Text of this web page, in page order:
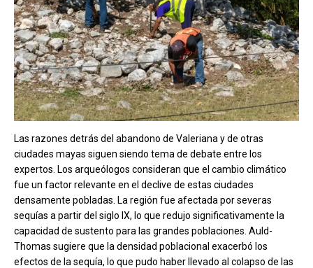
Las razones detrás del abandono de Valeriana y de otras
ciudades mayas siguen siendo tema de debate entre los
expertos. Los arqueólogos consideran que el cambio climático
fue un factor relevante en el declive de estas ciudades
densamente pobladas. La región fue afectada por severas
sequías a partir del siglo IX, lo que redujo significativamente la
capacidad de sustento para las grandes poblaciones. Auld-
Thomas sugiere que la densidad poblacional exacerbó los
efectos de la sequía, lo que pudo haber llevado al colapso de las